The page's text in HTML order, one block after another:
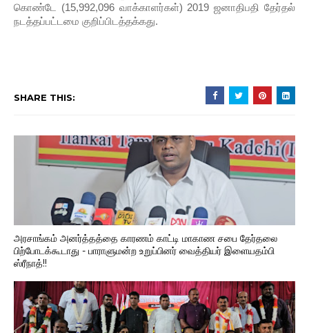
கொண்டே (15,992,096 வாக்காளர்கள்) 2019 ஜனாதிபதி தேர்தல்
நடத்தப்பட்டமை குறிப்பிடத்தக்கது.
SHARE THIS:
அரசாங்கம் அனர்த்தத்தை காரணம் காட்டி மாகாண சபை தேர்தலை
பிற்போடக்கூடாது - பாராளுமன்ற உறுப்பினர் வைத்தியர் இளையதம்பி
ஸ்ரீநாத்!!